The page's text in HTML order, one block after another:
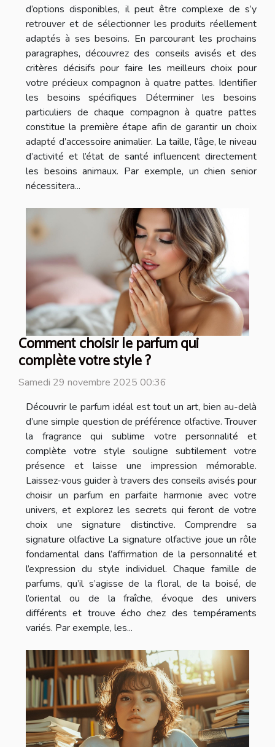
d’options disponibles, il peut être complexe de s’y
retrouver et de sélectionner les produits réellement
adaptés à ses besoins. En parcourant les prochains
paragraphes, découvrez des conseils avisés et des
critères décisifs pour faire les meilleurs choix pour
votre précieux compagnon à quatre pattes. Identifier
les besoins spécifiques Déterminer les besoins
particuliers de chaque compagnon à quatre pattes
constitue la première étape afin de garantir un choix
adapté d’accessoire animalier. La taille, l’âge, le niveau
d’activité et l’état de santé influencent directement
les besoins animaux. Par exemple, un chien senior
nécessitera...
Comment choisir le parfum qui
complète votre style ?
Samedi 29 novembre 2025 00:36
Découvrir le parfum idéal est tout un art, bien au-delà
d’une simple question de préférence olfactive. Trouver
la fragrance qui sublime votre personnalité et
complète votre style souligne subtilement votre
présence et laisse une impression mémorable.
Laissez-vous guider à travers des conseils avisés pour
choisir un parfum en parfaite harmonie avec votre
univers, et explorez les secrets qui feront de votre
choix une signature distinctive. Comprendre sa
signature olfactive La signature olfactive joue un rôle
fondamental dans l’affirmation de la personnalité et
l’expression du style individuel. Chaque famille de
parfums, qu’il s’agisse de la floral, de la boisé, de
l’oriental ou de la fraîche, évoque des univers
différents et trouve écho chez des tempéraments
variés. Par exemple, les...